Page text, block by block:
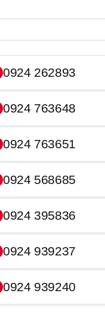
0924 262893
0924 763648
0924 763651
0924 568685
0924 395836
0924 939237
0924 939240